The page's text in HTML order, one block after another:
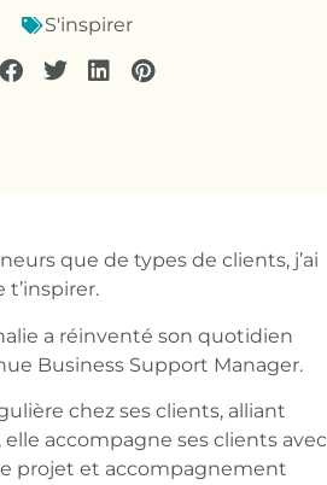
S'inspirer
que de types de clients, j’ai
a réinventé son quotidien
Business Support Manager.
chez ses clients, alliant
accompagne ses clients avec
projet et accompagnement